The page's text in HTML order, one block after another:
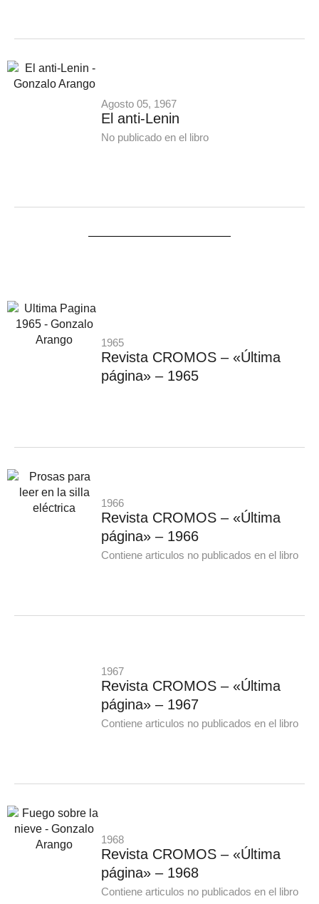
Agosto 05, 1967
El anti-Lenin
No publicado en el libro
1965
Revista CROMOS – «Última
página» – 1965
1966
Revista CROMOS – «Última
página» – 1966
Contiene articulos no publicados en el libro
1967
Revista CROMOS – «Última
página» – 1967
Contiene articulos no publicados en el libro
1968
Revista CROMOS – «Última
página» – 1968
Contiene articulos no publicados en el libro